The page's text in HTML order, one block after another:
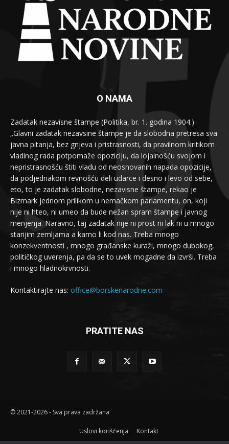
O NAMA
Zadatak nezavisne štampe (Politika, br. 1. godina 1904.)
„Glavni zadatak nezavsine štampe je da slobodna pretresa sva
javna pitanja, bez gnjeva i pristrasnosti, da pravilnom kritikom
vladinog rada potpomaže opoziciju, da lojalnošću svojom i
nepristrasnošću štiti vladu od neosnovanih napada opozicije,
da podjednakom revnošću deli udarce i desno i levo od sebe,
eto, to je zadatak slobodne, nezavisne štampe, rekao je
Bizmark jednom prilikom u nemačkom parlamentu, on, koji
nije ni hteo, ni umeo da bude nežan spram štampe i javnog
menjenja. Naravno, taj zadatak nije ni prost ni lak ni u mnogo
starijim zemljama a kamo li kod nas. Treba mnogo
konzekventnosti , mnogo građanske kuraži, mnogo dubokog,
političkog uverenja, pa da se to uvek mogadne da izvrši. Treba
i mnogo hladnokrvnosti.
Kontaktirajte nas: office@borskenarodne.com
PRATITE NAS
© 2021-2026 - Sva prava zadržana
Uslovi korišćenja Kontakt